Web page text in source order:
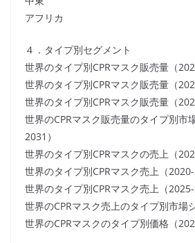
アフリカ
４．タイプ別セグメント
世界のタイプ別CPRマスク販売量（
世界のタイプ別CPRマスク販売量（
世界のタイプ別CPRマスク販売量（
世界のCPRマスク販売量のタイプ別市
2031）
世界のタイプ別CPRマスクの売上（
世界のタイプ別CPRマスク売上（2020-
世界のタイプ別CPRマスク売上（2025-
世界のCPRマスク売上のタイプ別市場
世界のCPRマスクのタイプ別価格（